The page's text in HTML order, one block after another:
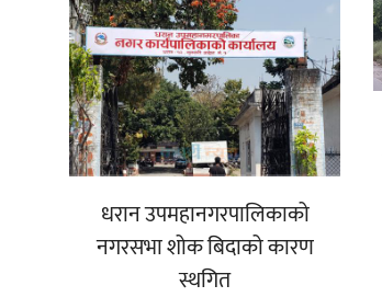
धरान उपमहानगरपालिकाको
नगरसभा शोक बिदाको कारण
स्थगित